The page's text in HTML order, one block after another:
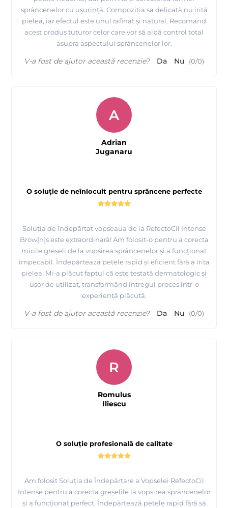
sprâncenelor cu ușurință. Compoziția sa delicată nu irită
pielea, iar efectul este unul rafinat și natural. Recomand
acest produs tuturor celor care vor să aibă control total
asupra aspectului sprâncenelor lor.
V-a fost de ajutor această recenzie? Da Nu (0/0)
O soluție de neînlocuit pentru sprâncene perfecte
Soluția de îndepărtat vopseaua de la RefectoCil Intense
Brow[n]s este extraordinară! Am folosit-o pentru a corecta
micile greșeli de la vopsirea sprâncenelor și a funcționat
impecabil. Îndepărtează petele rapid și eficient fără a irita
pielea. Mi-a plăcut faptul că este testată dermatologic și
ușor de utilizat, transformând întregul proces într-o
experiență plăcută.
A
Adrian
Juganaru
V-a fost de ajutor această recenzie? Da Nu (0/0)
O soluție profesională de calitate
Am folosit Soluția de Îndepărtare a Vopselei RefectoCil
Intense pentru a corecta greșelile la vopsirea sprâncenelor
și a funcționat perfect. Îndepărtează petele rapid fără să
R
Romulus
Iliescu